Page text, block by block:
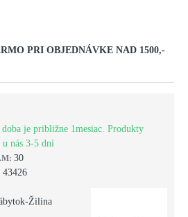
PRI OBJEDNÁVKE NAD 1500,-
doba je približne 1mesiac. Produkty
u nás 3-5 dní
30
43426
Žilina